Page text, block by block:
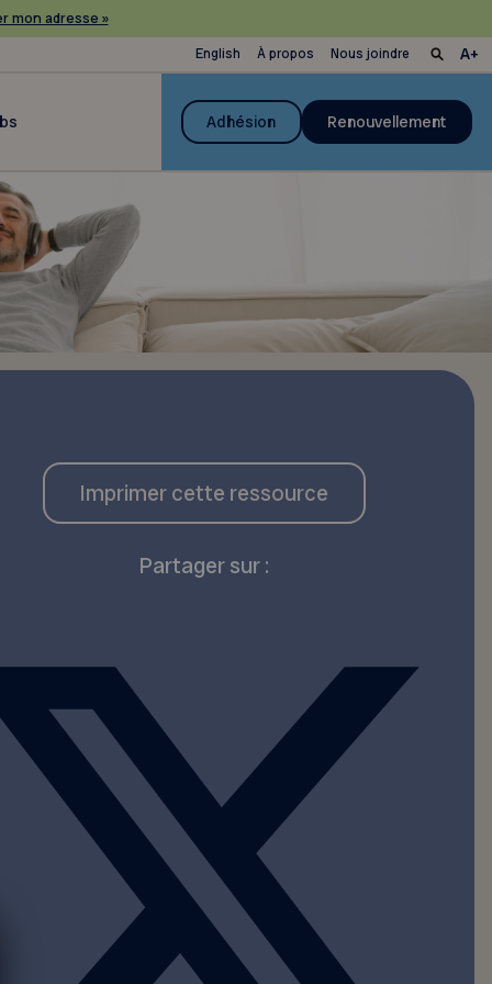
mon adresse »
English À propos Nous joindre
Adhésion Renouvellement
Imprimer cette ressource
Partager sur :